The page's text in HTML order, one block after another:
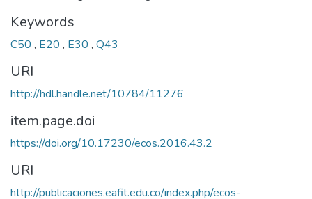
Keywords
C50 , E20 , E30 , Q43
URI
http://hdl.handle.net/10784/11276
item.page.doi
https://doi.org/10.17230/ecos.2016.43.2
URI
http://publicaciones.eafit.edu.co/index.php/ecos-